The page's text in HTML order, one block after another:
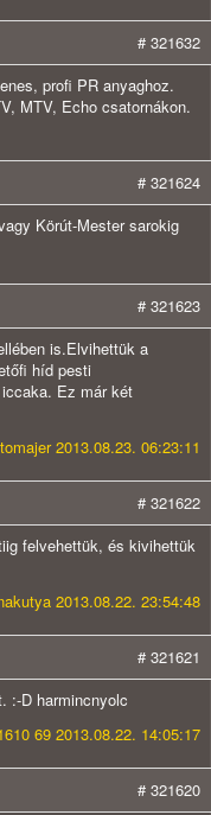
# 321632
profi PR anyaghoz.
MTV, Echo csatornákon.
# 321624
Körút-Mester sarokig
# 321623
is.Elvihettük a
híd pesti
Ez már két
2013.08.23. 06:23:11
# 321622
felvehettük, és kivihettük
2013.08.22. 23:54:48
# 321621
:-D harmincnyolc
69 2013.08.22. 14:05:17
# 321620